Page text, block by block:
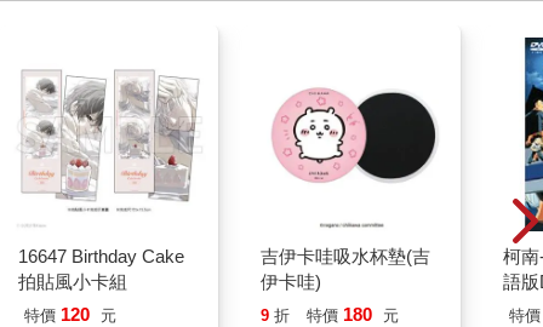
（phrenology），由希臘文中的「心智」（φρήν／phrēn）和「知
識」（ λόγος／logos）二詞組合而成。
顱相學很快就抓住了大眾的想像力。這個理論看似天馬行空，卻
很容易理解，後來更風靡一時，成為大受歡迎的熱門學說。顱相
學誕生的時候，學術界尚未針對「可接受的證據」建構出一套系
統性的科學程序和標準。這個觀點不僅影響了當時特定的社會習
俗，看起來似乎也有科學根據，沒多久就成了書籍、手冊和巡迴
演講的素材。
這種愚蠢風氣實為眾人被誤導的產物。到了一八四〇年代，由於
連提倡顱相學的人都無法判定哪些是基本的心智器官，更重要的
是，沒有人能具體、明確指出這些器官的位置，證明它們的功
16647 Birthday Cake
拍貼風小卡組
特價 120 元
吉伊卡哇吸水杯墊(吉
伊卡哇)
9 折 特價 180 元
柯
語
特價